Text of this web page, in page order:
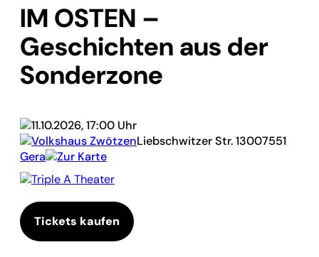
IM OSTEN –
Geschichten aus der
Sonderzone
11.10.2026, 17:00 Uhr
Volkshaus ZwötzenLiebschwitzer Str. 13007551
Gera
Zur Karte
Triple A Theater
Tickets kaufen